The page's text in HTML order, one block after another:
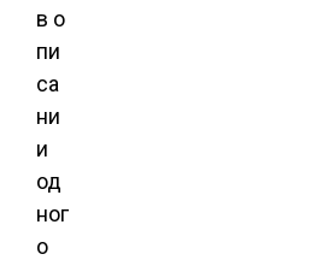
в о
пи
са
ни
и
од
ног
о